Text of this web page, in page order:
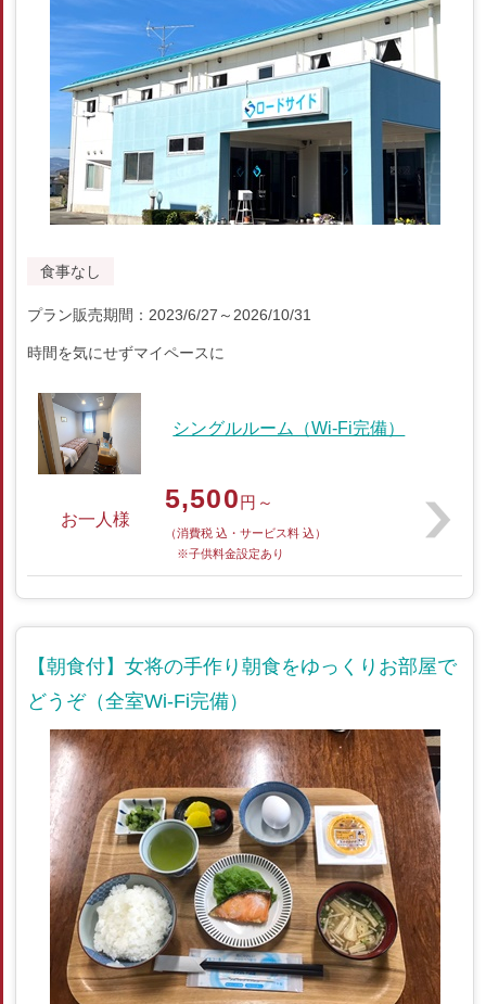
食事なし
プラン販売期間：2023/6/27～2026/10/31
時間を気にせずマイペースに
シングルルーム（Wi-Fi完備）
お一人様
5,500円～
（消費税 込・サービス料 込）
※子供料金設定あり
【朝食付】女将の手作り朝食をゆっくりお部屋で
どうぞ（全室Wi-Fi完備）